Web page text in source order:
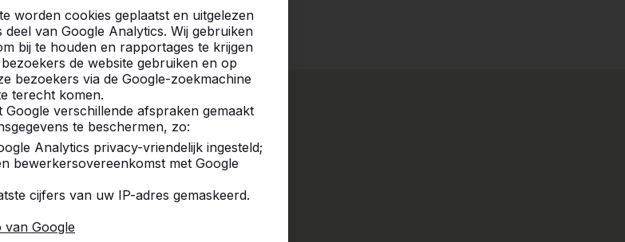
worden cookies geplaatst en uitgelezen
deel van Google Analytics. Wij gebruiken
bij te houden en rapportages te krijgen
de website gebruiken en op
bezoekers via de Google-zoekmachine
terecht komen.
Google verschillende afspraken gemaakt
te beschermen, zo:
Analytics privacy-vriendelijk ingesteld;
bewerkersovereenkomst met Google
cijfers van uw IP-adres gemaskeerd.
van Google